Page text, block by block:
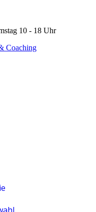
10 - 18 Uhr